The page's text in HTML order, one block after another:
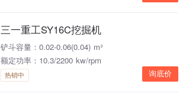
三一重工SY16C挖掘机
铲斗容量：0.02-0.06(0.04) m³
额定功率：10.3/2200 kw/rpm
热销中 询底价